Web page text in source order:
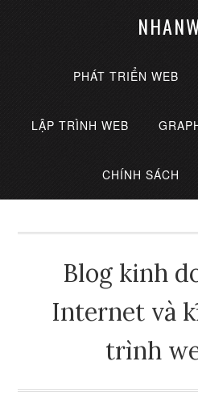
PHÁT TRIỂN WEB
LẬP TRÌNH WEB
CHÍNH SÁCH
Blog kinh
Internet và
trình